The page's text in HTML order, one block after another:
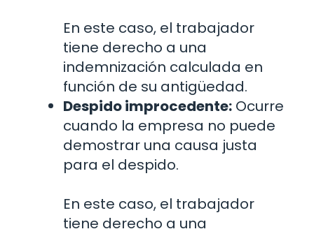
En este caso, el trabajador
tiene derecho a una
indemnización calculada en
función de su antigüedad.
Despido improcedente: Ocurre
cuando la empresa no puede
demostrar una causa justa
para el despido.
En este caso, el trabajador
tiene derecho a una